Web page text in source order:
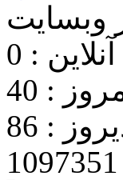
وبسایت
: 0
: 40
: 86